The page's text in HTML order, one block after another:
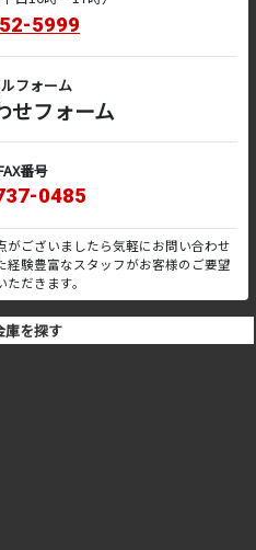
5999
フォーム
せフォーム
番号
0485
ございましたら気軽にお問い合わせ
経験豊富なスタッフがお客様のご要望
だきます。
庫を探す